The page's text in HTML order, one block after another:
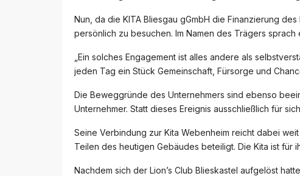
Nun, da die KITA Bliesgau gGmbH die Finanzierung
persönlich zu besuchen. Im Namen des Trägers
„Ein solches Engagement ist alles andere als
jeden Tag ein Stück Gemeinschaft, Fürsorge und
Die Beweggründe des Unternehmers sind ebenso
Unternehmer. Statt dieses Ereignis ausschließlich für
Seine Verbindung zur Kita Webenheim reicht dabei
Teilen des heutigen Gebäudes beteiligt. Die Kita ist für
Nachdem sich der Lion’s Club Blieskastel aufgelöst